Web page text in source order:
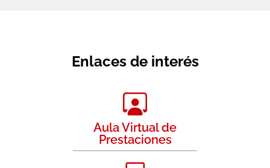
Enlaces de interés
Aula Virtual de
Prestaciones